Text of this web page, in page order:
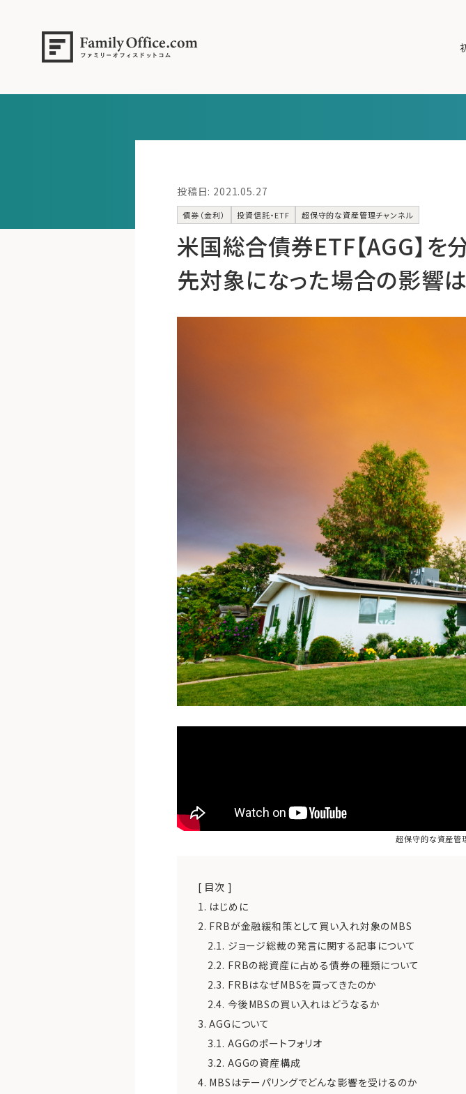
投稿日: 2021.05.27
債券（金利） 投資信託・ETF 超保守的な資産管理チャンネル
米国総合債券ETF【AGG】を
先対象になった場合の影響は
超保守的な資産管
[ 目次 ]
1. はじめに
2. FRBが金融緩和策として買い入れ対象のMBS
2.1. ジョージ総裁の発言に関する記事について
2.2. FRBの総資産に占める債券の種類について
2.3. FRBはなぜMBSを買ってきたのか
2.4. 今後MBSの買い入れはどうなるか
3. AGGについて
3.1. AGGのポートフォリオ
3.2. AGGの資産構成
4. MBSはテーパリングでどんな影響を受けるのか